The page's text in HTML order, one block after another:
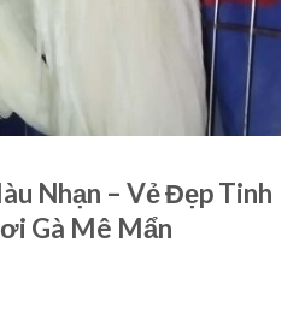
Nhạn – Vẻ Đẹp Tinh
Gà Mê Mẩn